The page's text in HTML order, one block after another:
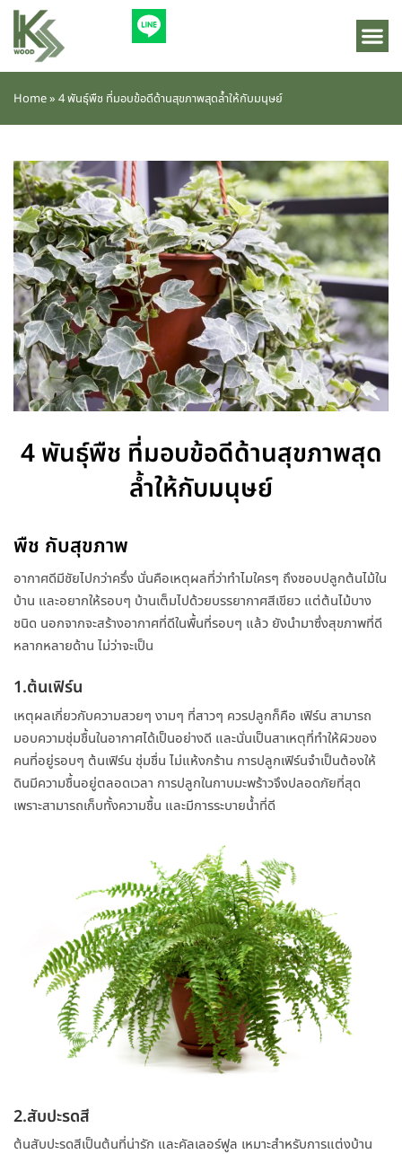
Home» 4 พันธุ์พืช ที่มอบข้อดีด้านสุขภาพสุดล้ำให้กับมนุษย์
4 พันธุ์พืช ที่มอบข้อดีด้านสุขภาพสุด
ล้ำให้กับมนุษย์
พืช กับสุขภาพ
อากาศดีมีชัยไปกว่าครึ่ง นั่นคือเหตุผลที่ว่าทำไมใครๆ ถึงชอบปลูกต้นไม้ใน
บ้าน และอยากให้รอบๆ บ้านเต็มไปด้วยบรรยากาศสีเขียว แต่ต้นไม้บาง
ชนิด นอกจากจะสร้างอากาศที่ดีในพื้นที่รอบๆ แล้ว ยังนำมาซึ่งสุขภาพที่ดี
หลากหลายด้าน ไม่ว่าจะเป็น
1.ต้นเฟิร์น
เหตุผลเกี่ยวกับความสวยๆ งามๆ ที่สาวๆ ควรปลูกก็คือ เฟิร์น สามารถ
มอบความชุ่มชื้นในอากาศได้เป็นอย่างดี และนั่นเป็นสาเหตุที่ทำให้ผิวของ
คนที่อยู่รอบๆ ต้นเฟิร์น ชุ่มชื่น ไม่แห้งกร้าน การปลูกเฟิร์นจำเป็นต้องให้
ดินมีความชื้นอยู่ตลอดเวลา การปลูกในกาบมะพร้าวจึงปลอดภัยที่สุด
เพราะสามารถเก็บทั้งความชื้น และมีการระบายน้ำที่ดี
2.สับปะรดสี
ต้นสับปะรดสีเป็นต้นที่น่ารัก และคัลเลอร์ฟูล เหมาะสำหรับการแต่งบ้าน